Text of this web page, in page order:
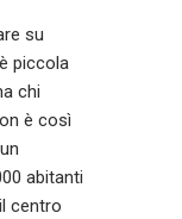
su
piccola
chi
è così
abitanti
centro